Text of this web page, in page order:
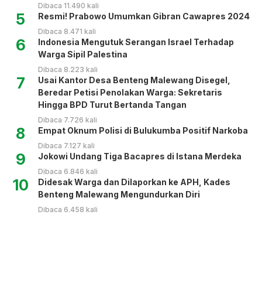
Dibaca 11.490 kali
5 Resmi! Prabowo Umumkan Gibran Cawapres 2024
Dibaca 8.471 kali
6
Indonesia Mengutuk Serangan Israel Terhadap
Warga Sipil Palestina
Dibaca 8.223 kali
7
Usai Kantor Desa Benteng Malewang Disegel,
Beredar Petisi Penolakan Warga: Sekretaris
Hingga BPD Turut Bertanda Tangan
Dibaca 7.726 kali
8 Empat Oknum Polisi di Bulukumba Positif Narkoba
Dibaca 7.127 kali
9 Jokowi Undang Tiga Bacapres di Istana Merdeka
Dibaca 6.846 kali
10
Didesak Warga dan Dilaporkan ke APH, Kades
Benteng Malewang Mengundurkan Diri
Dibaca 6.458 kali